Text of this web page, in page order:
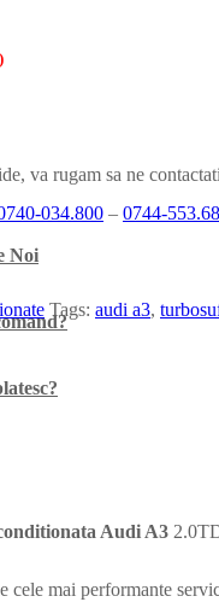
Noi
va rugam sa ne
034.800 – 0744-
Tags: audi a3,
Audi A3
cele mai performante